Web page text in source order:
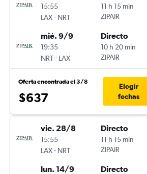
15:55
LAX- NRT
11 h 15 min
ZIPAIR
mié. 9/9
19:35
NRT- LAX
Directo
10 h 20 min
ZIPAIR
Oferta encontrada el 3/8
$637
Elegir
fechas
vie. 28/8
15:55
LAX- NRT
Directo
11 h 15 min
ZIPAIR
lun. 14/9 Directo